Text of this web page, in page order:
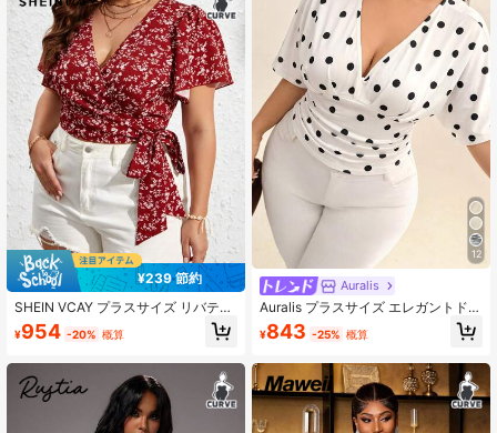
¥239 節約
SHEIN VCAY プラスサイズ リバティ
フローラル ノットサイド ラップ サ
マー ボヘミアン ブラウス
¥954 -20% 概算
12
Auralis
Auralis プラスサイズ エレガントドッ
トプリント ウエストシンチ Tシャ
ツ、夏
¥843 -25% 概算